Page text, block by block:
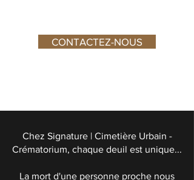
CONTACTEZ-NOUS
Chez Signature | Cimetière Urbain -
Crématorium, chaque deuil est unique...
La mort d'une personne proche nous